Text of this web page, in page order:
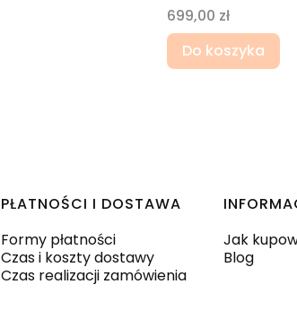
Cena
699,00 zł
Do koszyka
PŁATNOŚCI I DOSTAWA
Formy płatności
Czas i koszty dostawy
Czas realizacji zamówienia
Jak
Blog